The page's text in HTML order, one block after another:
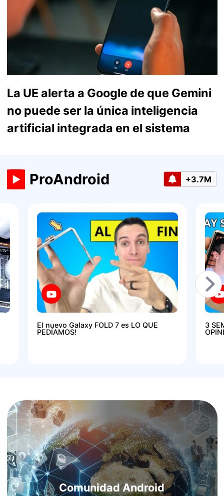
La UE alerta a Google de que Gemini
no puede ser la única inteligencia
artificial integrada en el sistema
ProAndroid +3.7M
El nuevo Galaxy FOLD 7 es LO QUE
PEDÍAMOS!
3
Comunidad Android